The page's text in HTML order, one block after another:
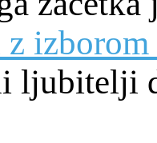
ljubitelji